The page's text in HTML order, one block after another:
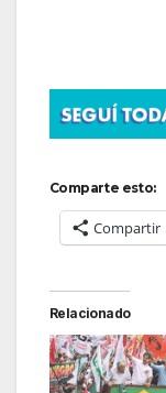
Comparte esto:
Compartir
Relacionado